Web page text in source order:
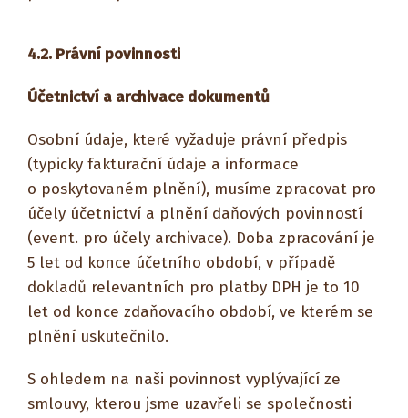
4.2. Právní povinnosti
Účetnictví a archivace dokumentů
Osobní údaje, které vyžaduje právní předpis
(typicky fakturační údaje a informace
o poskytovaném plnění), musíme zpracovat pro
účely účetnictví a plnění daňových povinností
(event. pro účely archivace). Doba zpracování je
5 let od konce účetního období, v případě
dokladů relevantních pro platby DPH je to 10
let od konce zdaňovacího období, ve kterém se
plnění uskutečnilo.
S ohledem na naši povinnost vyplývající ze
smlouvy, kterou jsme uzavřeli se společnosti